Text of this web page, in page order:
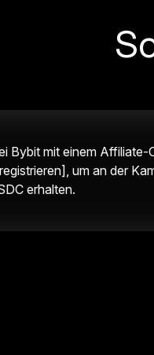
Bybit mit einem Affiliate-
um an der
erhalten.